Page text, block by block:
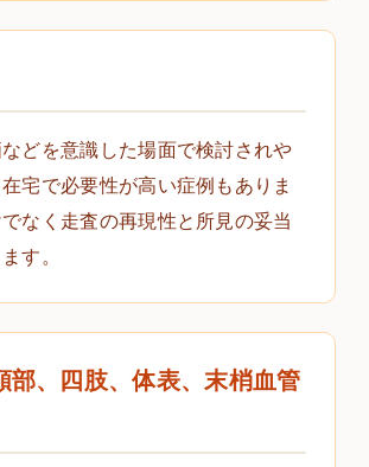
どを意識した場面で検討されや
宅で必要性が高い症例もありま
なく走査の再現性と所見の妥当
す。
部、四肢、体表、末梢血管